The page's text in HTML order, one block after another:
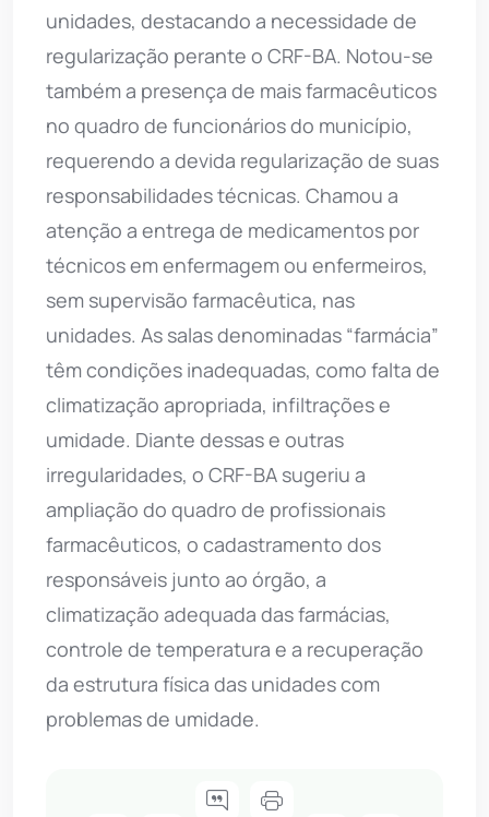
unidades, destacando a necessidade de
regularização perante o CRF-BA. Notou-se
também a presença de mais farmacêuticos
no quadro de funcionários do município,
requerendo a devida regularização de suas
responsabilidades técnicas. Chamou a
atenção a entrega de medicamentos por
técnicos em enfermagem ou enfermeiros,
sem supervisão farmacêutica, nas
unidades. As salas denominadas “farmácia”
têm condições inadequadas, como falta de
climatização apropriada, infiltrações e
umidade. Diante dessas e outras
irregularidades, o CRF-BA sugeriu a
ampliação do quadro de profissionais
farmacêuticos, o cadastramento dos
responsáveis junto ao órgão, a
climatização adequada das farmácias,
controle de temperatura e a recuperação
da estrutura física das unidades com
problemas de umidade.